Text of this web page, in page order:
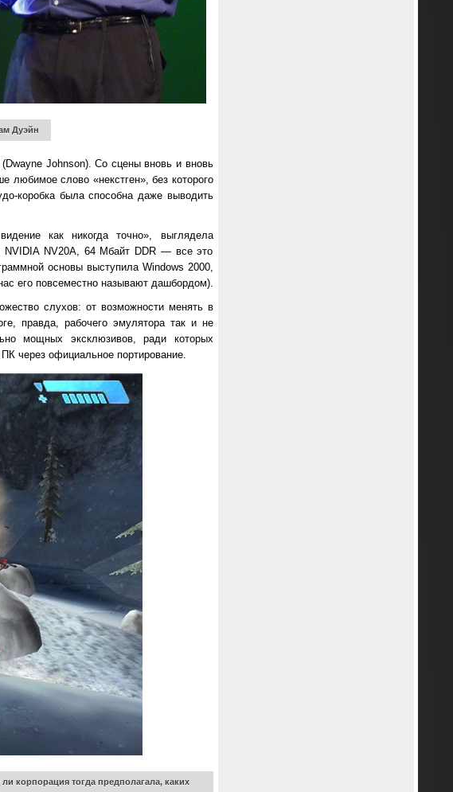
Дуэйн
Johnson). Со сцены вновь и вновь
слово «некстген», без которого
коробка была способна даже выводить
как никогда точно», выглядела
NVIDIA NV20A, 64 Мбайт DDR — все это
основы выступила Windows 2000,
его повсеместно называют дашбордом).
слухов: от возможности менять в
правда, рабочего эмулятора так и не
мощных эксклюзивов, ради которых
через официальное портирование.
корпорация тогда предполагала, каких